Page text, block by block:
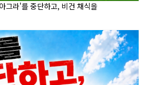
그라'를 중단하고, 비건 채식을